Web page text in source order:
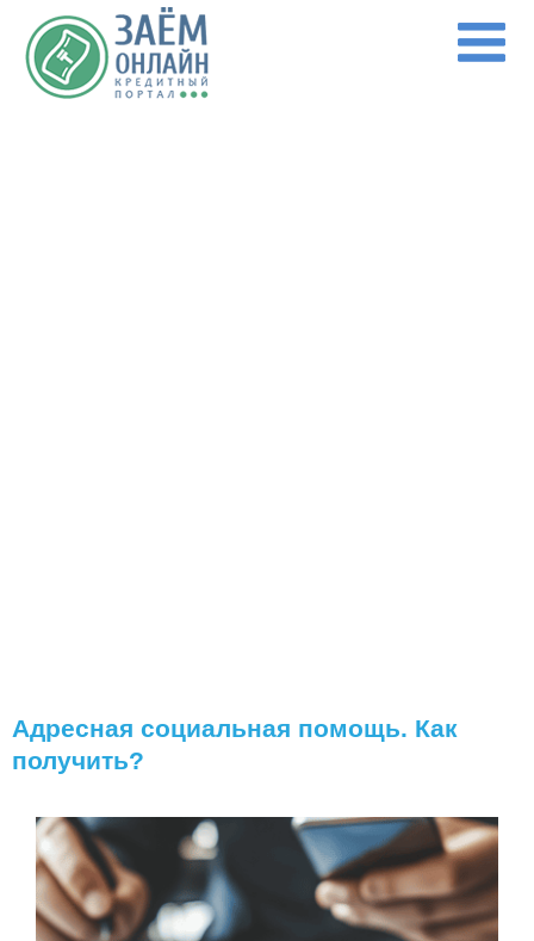
Перейти к основному содержанию
Адресная социальная помощь. Как
получить?